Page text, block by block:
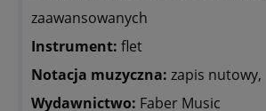
zaawansowanych
Instrument: flet
Notacja muzyczna: zapis nutowy,
Wydawnictwo: Faber Music